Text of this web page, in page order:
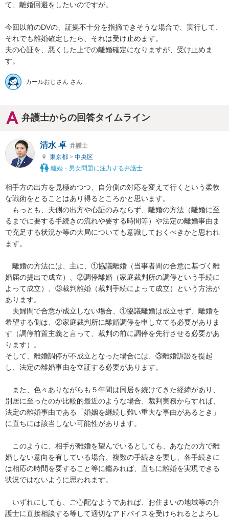
て、離婚回避をしたいのですが。
今回以前のDVの、証拠不十分を指摘できそうな場合で、実行して、
それでも離婚確定したら、それは受け止めます。
夫の心証を、悪くした上での離婚確定になりますが、受け止めま
す。
カールおじさん さん
弁護士からの回答タイムライン
清水 卓 弁護士
東京都 > 中央区
離婚・男女問題に注力する弁護士
相手方の出方を見極めつつ、自分側の対応を変えて行くという柔軟
な戦術をとることはあり得るところかと思います。
もっとも、夫側の出方や心証のみならず、離婚の方法（離婚に至
るまでに要する手続きの流れや要する時間等）や法定の離婚事由ま
で充足する状況か等の大局についても意識しておくべきかと思われ
ます。
離婚の方法には、主に、①協議離婚（当事者間の合意に基づく離
婚届の提出で成立）、②調停離婚（家庭裁判所の調停という手続に
よって成立）、③裁判離婚（裁判手続によって成立）という方法が
あります。
夫婦間で合意が成立しない場合、①協議離婚は成立せず、離婚を
希望する側は、②家庭裁判所に離婚調停を申し立てる必要がありま
す（調停前置主義と言って、裁判の前に調停を先行させる必要があ
ります）。
そして、離婚調停が不成立となった場合には、③離婚訴訟を提起
し、法定の離婚事由を立証する必要があります。
また、色々ありながらも５年間は同居を続けてきた経緯があり、
別居に至ったのが比較的最近のような場合、裁判実務からすれば、
法定の離婚事由である「婚姻を継続し難い重大な事由があるとき」
に直ちには該当しない可能性があります。
このように、相手が離婚を望んでいるとしても、あなたの方で離
婚しない意向を有している場合、複数の手続きを要し、各手続きに
は相応の時間を要すること等に鑑みれば、直ちに離婚を実現できる
状況ではないように思われます。
いずれにしても、ご心配なようであれば、お住まいの地域等の弁
護士に直接相談する等して適切なアドバイスを受けられるとよろし